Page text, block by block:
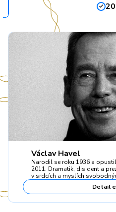
Václav Havel
Narodil se roku 1936 a
2011. Dramatik, disident a
v srdcích a myslích
Detail